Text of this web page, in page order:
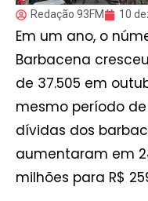
Redação 93FM 10
Em um ano, o
Barbacena
de 37.505 em
mesmo período
dívidas dos
aumentaram em
milhões para R$